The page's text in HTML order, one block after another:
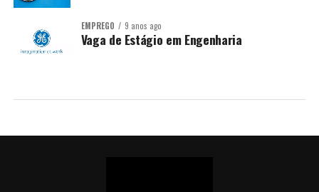
EMPREGO 9 anos ago
Vaga de Estágio em Engenharia